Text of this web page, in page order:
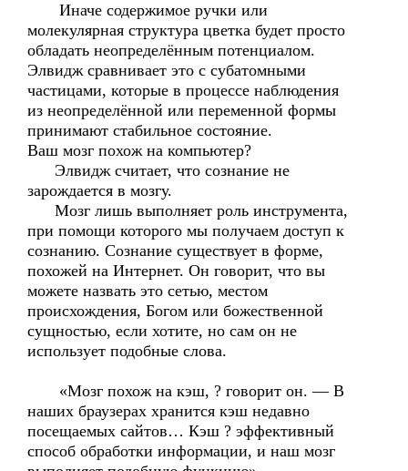
Иначе содержимое ручки или
молекулярная структура цветка будет просто
обладать неопределённым потенциалом.
Элвидж сравнивает это с субатомными
частицами, которые в процессе наблюдения
из неопределённой или переменной формы
принимают стабильное состояние.
Ваш мозг похож на компьютер?
Элвидж считает, что сознание не
зарождается в мозгу.
Мозг лишь выполняет роль инструмента,
при помощи которого мы получаем доступ к
сознанию. Сознание существует в форме,
похожей на Интернет. Он говорит, что вы
можете назвать это сетью, местом
происхождения, Богом или божественной
сущностью, если хотите, но сам он не
использует подобные слова.
«Мозг похож на кэш, ? говорит он. — В
наших браузерах хранится кэш недавно
посещаемых сайтов… Кэш ? эффективный
способ обработки информации, и наш мозг